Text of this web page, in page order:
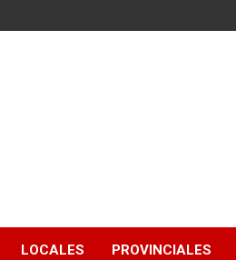
LOCALES PROVINCIALES